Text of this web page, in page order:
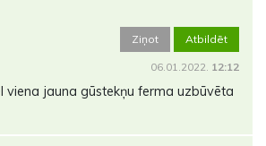
Ziņot Atbildēt
06.01.2022. 12:12
viena jauna gūstekņu ferma uzbūvēta